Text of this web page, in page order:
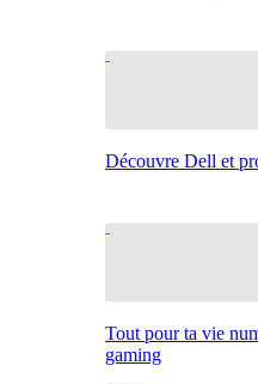
Découvre Dell et
Tout pour ta vie
gaming